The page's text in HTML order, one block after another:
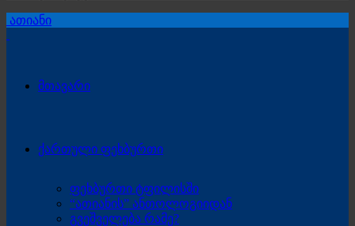
ათიანი
მთავარი
ქართული ფეხბურთი
ფეხბურთი ტფილისში
“ათიანის” ანთოლოგიიდან
გვეშველება რამე?